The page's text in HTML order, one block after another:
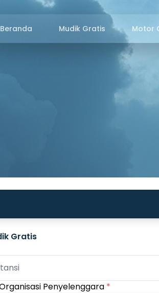
Beranda Mudik Gratis Motor
Gratis
Penyelenggara *